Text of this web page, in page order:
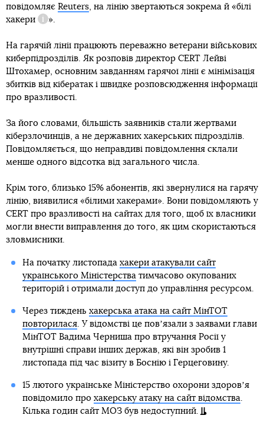
повідомляє Reuters, на лінію звертаються зокрема й «білі
хакери
Довідка
».
На гарячій лінії працюють переважно ветерани військових
киберпідрозділів. Як розповів директор CERT Лейві
Штохамер, основним завданням гарячої лінії є мінімізація
збитків від кібератак і швидке розповсюдження інформації
про вразливості.
За його словами, більшість заявників стали жертвами
кіберзлочинців, а не державних хакерських підрозділів.
Повідомляється, що неправдиві повідомлення склали
менше одного відсотка від загального числа.
Крім того, близько 15% абонентів, які звернулися на гарячу
лінію, виявилися «білими хакерами». Вони повідомляють у
CERT про вразливості на сайтах для того, щоб їх власники
могли внести виправлення до того, як цим скористаються
зловмисники.
На початку листопада хакери атакували сайт
українського Міністерстватимчасово окупованих
територій і отримали доступ до управління ресурсом.
Через тиждень хакерська атака на сайт МінТОТ
повторилася. У відомстві це повʼязали з заявами глави
МінТОТ Вадима Черниша про втручання Росії у
внутрішні справи інших держав, які він зробив 1
листопада під час візиту в Боснію і Герцеговину.
15 лютого українське Міністерство охорони здоровʼя
повідомило про хакерську атаку на сайт відомства.
Кілька годин сайт МОЗ був недоступний.